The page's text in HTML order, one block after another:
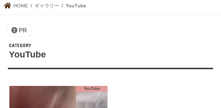
HOME ギャラリー YouTube
PR
YouTube
YouTube